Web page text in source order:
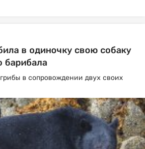
в одиночку свою собаку
барибала
в сопровождении двух своих